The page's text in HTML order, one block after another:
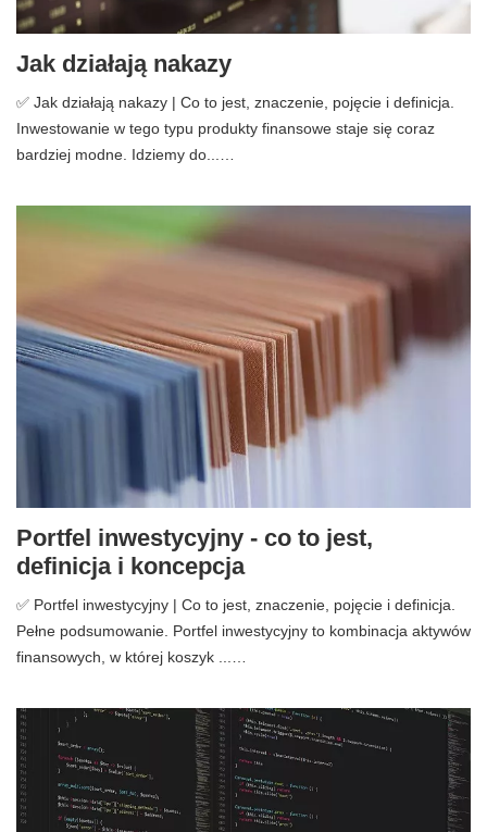
Jak działają nakazy
✅ Jak działają nakazy | Co to jest, znaczenie, pojęcie i definicja.
Inwestowanie w tego typu produkty finansowe staje się coraz
bardziej modne. Idziemy do...…
Portfel inwestycyjny - co to jest,
definicja i koncepcja
✅ Portfel inwestycyjny | Co to jest, znaczenie, pojęcie i definicja.
Pełne podsumowanie. Portfel inwestycyjny to kombinacja aktywów
finansowych, w której koszyk ...…